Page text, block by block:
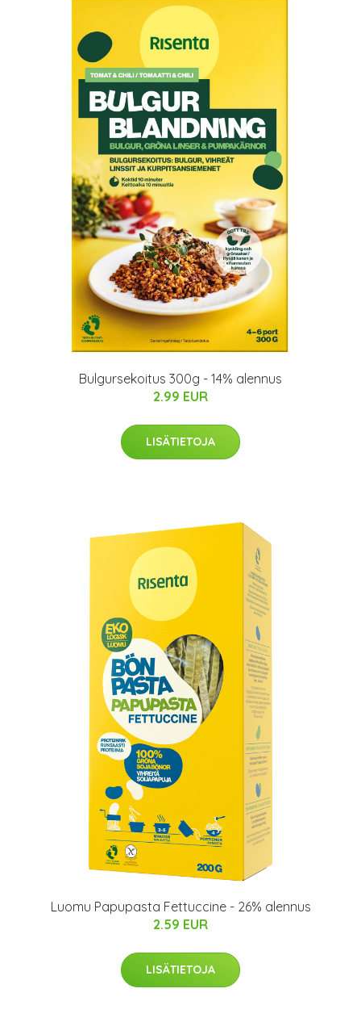
Bulgursekoitus 300g - 14% alennus
2.99 EUR
LISÄTIETOJA
Luomu Papupasta Fettuccine - 26% alennus
2.59 EUR
LISÄTIETOJA